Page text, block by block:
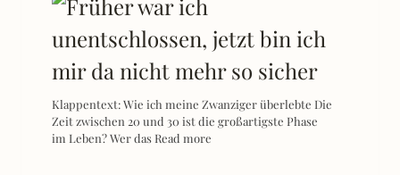
Klappentext: Wie ich meine Zwanziger überlebte Die
Zeit zwischen 20 und 30 ist die großartigste Phase
im Leben? Wer das Read more